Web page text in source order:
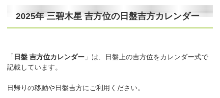
2025年 三碧木星 吉方位の日盤吉方カレンダー
「 日盤 吉方位カレンダー 」は、日盤上の吉方位をカレンダー式で
記載しています。
日帰りの移動や日盤吉方にご利用ください。